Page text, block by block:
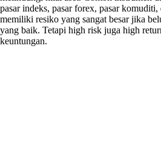
pasar indeks, pasar forex, pasar
memiliki resiko yang sangat besar jika
yang baik. Tetapi high risk juga high
keuntungan.